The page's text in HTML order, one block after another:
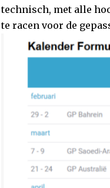
technisch, met alle
te racen voor de